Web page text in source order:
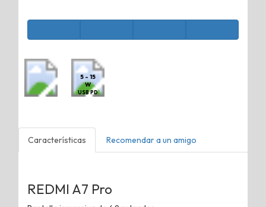
5 - 15
W
USB PD
Características Recomendar a un amigo
REDMI A7 Pro